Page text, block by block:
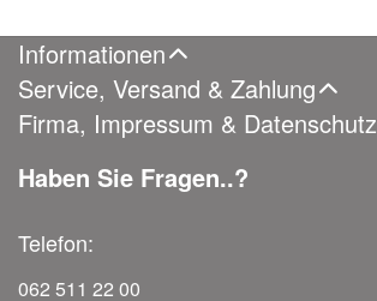
Informationen
Service, Versand & Zahlung
Firma, Impressum & Datenschutz
Haben Sie Fragen..?
Telefon:
062 511 22 00